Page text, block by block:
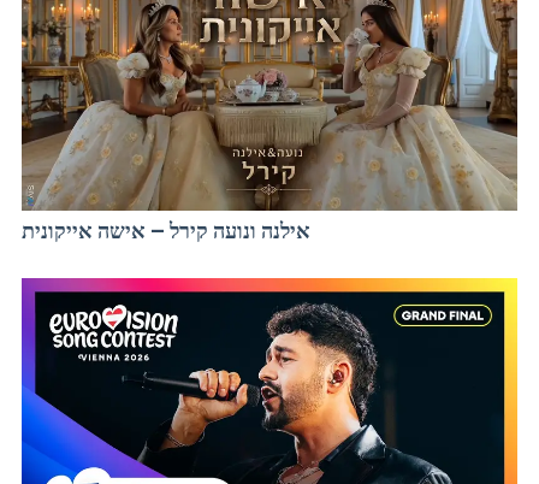
אילנה ונועה קירל – אישה אייקונית